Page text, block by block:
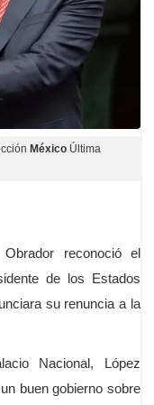
México Última
reconoció el
de los Estados
su renuncia a la
Nacional, López
buen gobierno sobre